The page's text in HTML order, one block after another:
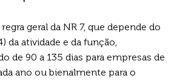
geral da NR 7, que depende do
da atividade e da função,
de 90 a 135 dias para empresas de
ano ou bienalmente para o